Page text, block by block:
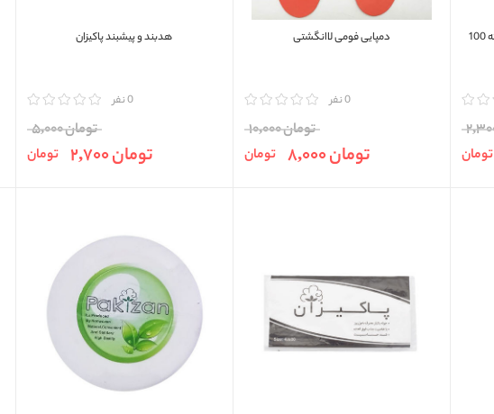
حوله یکبار مصرف 60 گرمی پاکیزان بسته 100
تومان
دمپایی فومی لاانگشتی
0 نفر
تومان 10,000
تومان 8,000 تومان
هدبند و پیشبند پاکیزان
0 نفر
تومان 5,000
تومان 2,700 تومان